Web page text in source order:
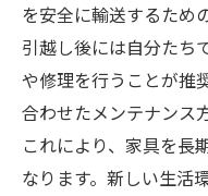
を安全に輸送するため
引越し後には自分たち
や修理を行うことが推
合わせたメンテナンス
これにより、家具を長
なります。新しい生活